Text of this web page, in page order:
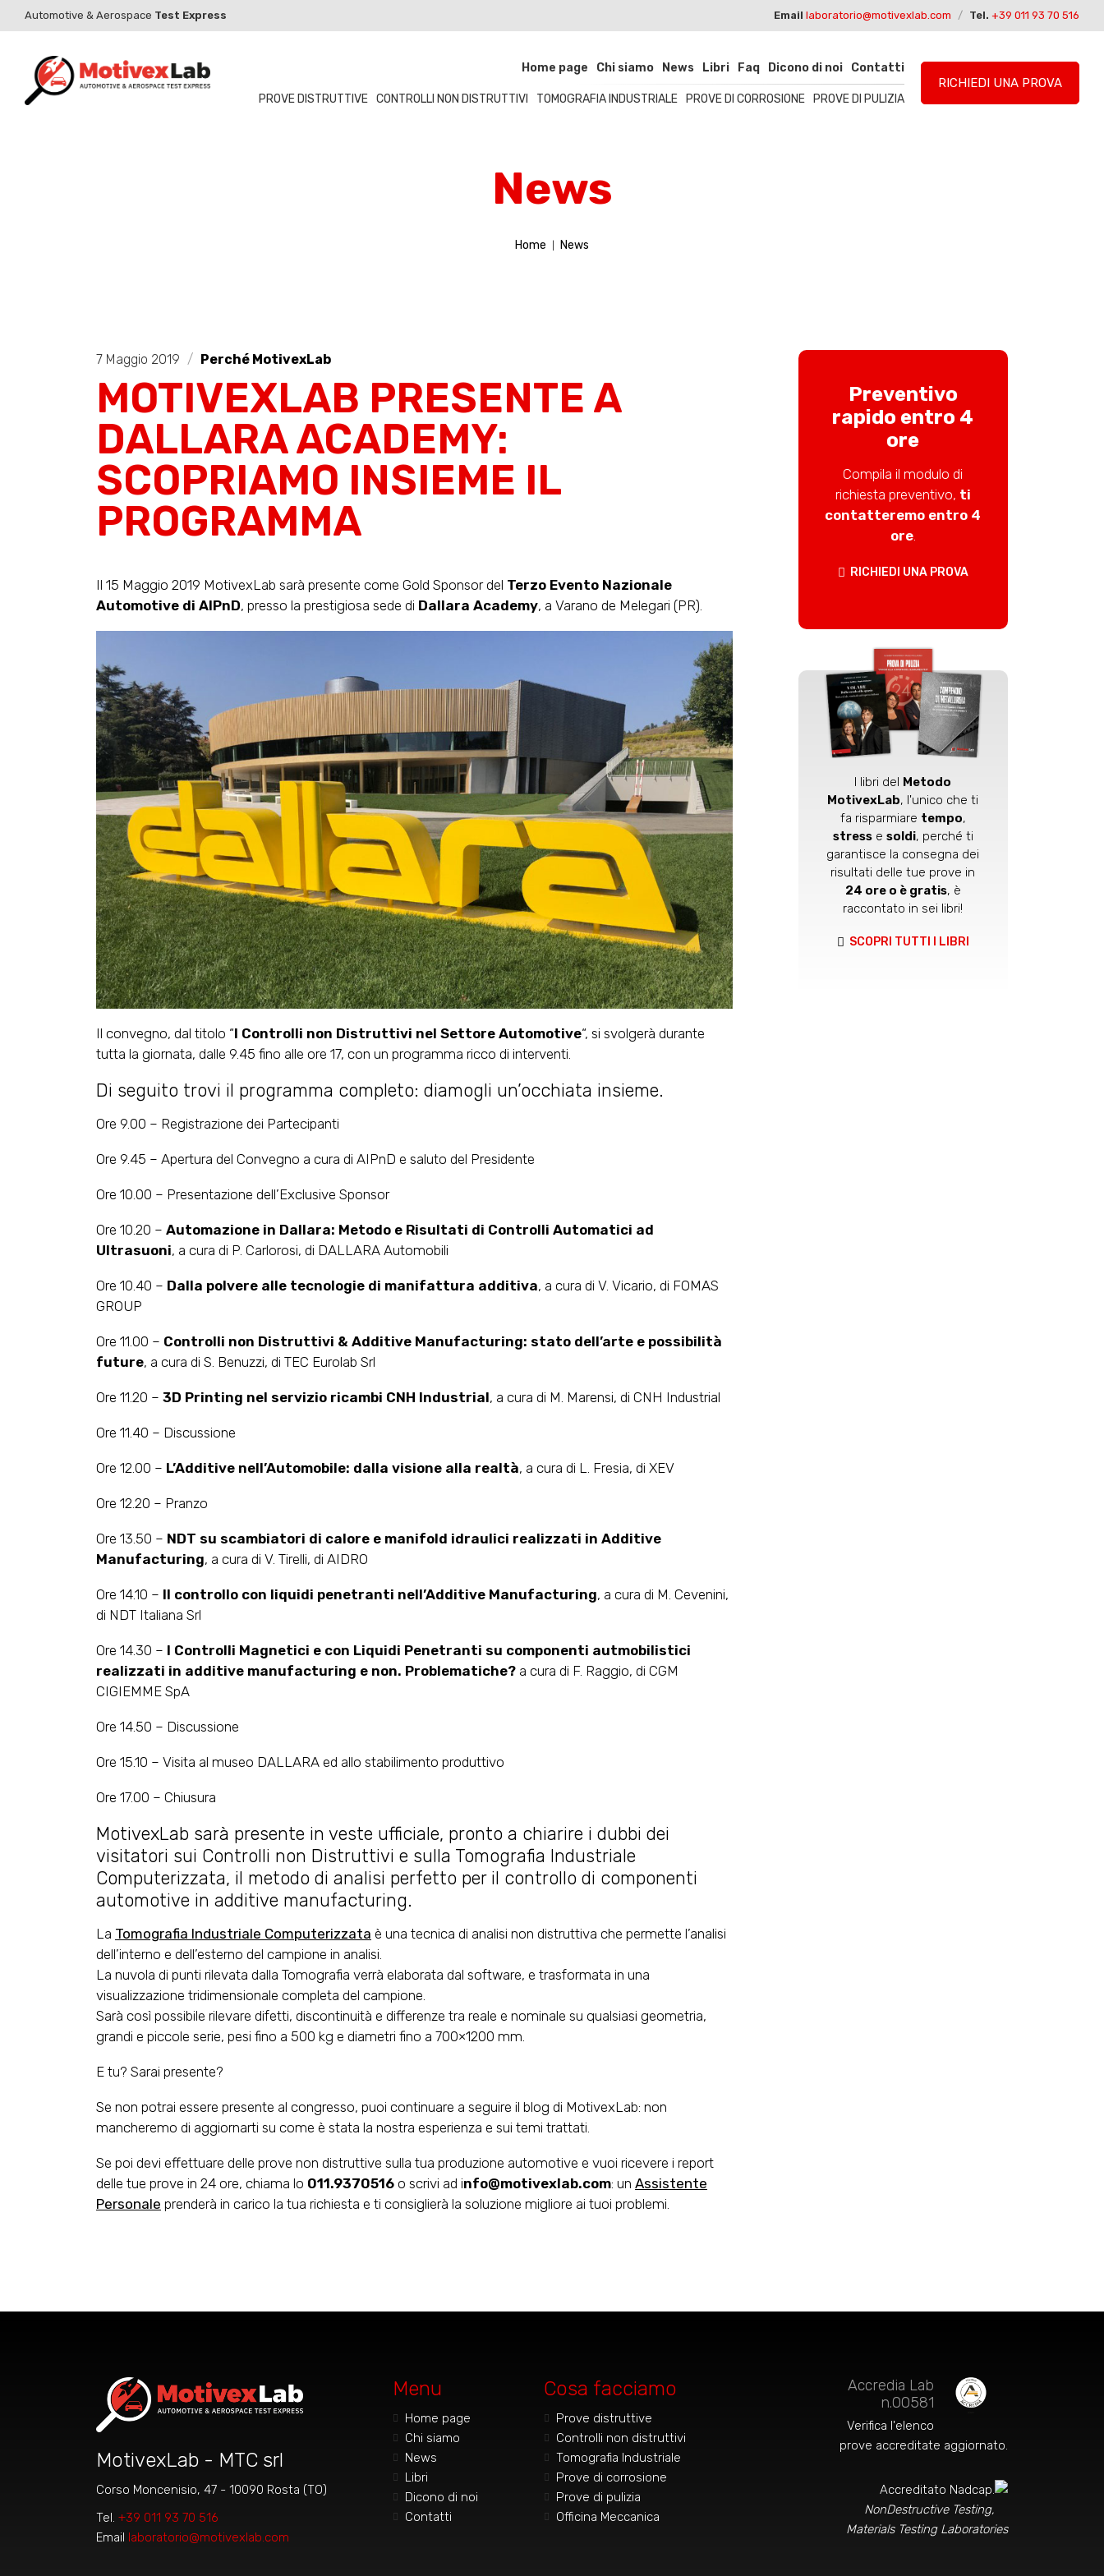
Automotive & Aerospace Test Express Email laboratorio@motivexlab.com / Tel. +39 011 93 70 516
Home page Chi siamo News Libri Faq Dicono di noi Contatti
PROVE DISTRUTTIVE CONTROLLI NON DISTRUTTIVI TOMOGRAFIA INDUSTRIALE PROVE DI CORROSIONE PROVE DI PULIZIA
RICHIEDI UNA PROVA
News
Home News
7 Maggio 2019 / Perché MotivexLab
MOTIVEXLAB PRESENTE A
DALLARA ACADEMY:
SCOPRIAMO INSIEME IL
PROGRAMMA
Il 15 Maggio 2019 MotivexLab sarà presente come Gold Sponsor del Terzo Evento Nazionale
Automotive di AIPnD, presso la prestigiosa sede di Dallara Academy, a Varano de Melegari (PR).
Il convegno, dal titolo “I Controlli non Distruttivi nel Settore Automotive“, si svolgerà durante
tutta la giornata, dalle 9.45 fino alle ore 17, con un programma ricco di interventi.
Di seguito trovi il programma completo: diamogli un’occhiata insieme.
Ore 9.00 – Registrazione dei Partecipanti
Ore 9.45 – Apertura del Convegno a cura di AIPnD e saluto del Presidente
Ore 10.00 – Presentazione dell’Exclusive Sponsor
Ore 10.20 – Automazione in Dallara: Metodo e Risultati di Controlli Automatici ad
Ultrasuoni, a cura di P. Carlorosi, di DALLARA Automobili
Ore 10.40 – Dalla polvere alle tecnologie di manifattura additiva, a cura di V. Vicario, di FOMAS
GROUP
Ore 11.00 – Controlli non Distruttivi & Additive Manufacturing: stato dell’arte e possibilità
future, a cura di S. Benuzzi, di TEC Eurolab Srl
Ore 11.20 – 3D Printing nel servizio ricambi CNH Industrial, a cura di M. Marensi, di CNH Industrial
Ore 11.40 – Discussione
Ore 12.00 – L’Additive nell’Automobile: dalla visione alla realtà, a cura di L. Fresia, di XEV
Ore 12.20 – Pranzo
Ore 13.50 – NDT su scambiatori di calore e manifold idraulici realizzati in Additive
Manufacturing, a cura di V. Tirelli, di AIDRO
Ore 14.10 – Il controllo con liquidi penetranti nell’Additive Manufacturing, a cura di M. Cevenini,
di NDT Italiana Srl
Ore 14.30 – I Controlli Magnetici e con Liquidi Penetranti su componenti autmobilistici
realizzati in additive manufacturing e non. Problematiche? a cura di F. Raggio, di CGM
CIGIEMME SpA
Ore 14.50 – Discussione
Ore 15.10 – Visita al museo DALLARA ed allo stabilimento produttivo
Ore 17.00 – Chiusura
MotivexLab sarà presente in veste ufficiale, pronto a chiarire i dubbi dei
visitatori sui Controlli non Distruttivi e sulla Tomografia Industriale
Computerizzata, il metodo di analisi perfetto per il controllo di componenti
automotive in additive manufacturing.
La Tomografia Industriale Computerizzata è una tecnica di analisi non distruttiva che permette l’analisi
dell’interno e dell’esterno del campione in analisi.
La nuvola di punti rilevata dalla Tomografia verrà elaborata dal software, e trasformata in una
visualizzazione tridimensionale completa del campione.
Sarà così possibile rilevare difetti, discontinuità e differenze tra reale e nominale su qualsiasi geometria,
grandi e piccole serie, pesi fino a 500 kg e diametri fino a 700×1200 mm.
E tu? Sarai presente?
Se non potrai essere presente al congresso, puoi continuare a seguire il blog di MotivexLab: non
mancheremo di aggiornarti su come è stata la nostra esperienza e sui temi trattati.
Se poi devi effettuare delle prove non distruttive sulla tua produzione automotive e vuoi ricevere i report
delle tue prove in 24 ore, chiama lo 011.9370516 o scrivi ad info@motivexlab.com: un Assistente
Personale prenderà in carico la tua richiesta e ti consiglierà la soluzione migliore ai tuoi problemi.
Preventivo
rapido entro 4
ore
Compila il modulo di
richiesta preventivo, ti
contatteremo entro 4
ore.
RICHIEDI UNA PROVA
I libri del Metodo
MotivexLab, l'unico che ti
fa risparmiare tempo,
stresse soldi, perché ti
garantisce la consegna dei
risultati delle tue prove in
24 ore o è gratis, è
raccontato in sei libri!
SCOPRI TUTTI I LIBRI
MotivexLab - MTC srl
Corso Moncenisio, 47 - 10090 Rosta (TO)
Tel. +39 011 93 70 516
Email laboratorio@motivexlab.com
Menu
Home page
Chi siamo
News
Libri
Dicono di noi
Contatti
Cosa facciamo
Prove distruttive
Controlli non distruttivi
Tomografia Industriale
Prove di corrosione
Prove di pulizia
Officina Meccanica
Accredia Lab
n.00581
Verifica l'elenco
prove accreditate aggiornato.
Accreditato Nadcap.
NonDestructive Testing,
Materials Testing Laboratories